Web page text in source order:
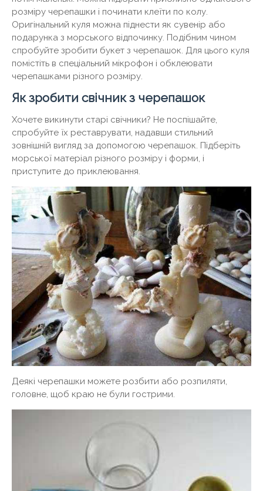
розміру черепашки і починати клеїти по колу.
Оригінальний куля можна піднести як сувенір або
подарунка з морського відпочинку. Подібним чином
спробуйте зробити букет з черепашок. Для цього куля
помістіть в спеціальний мікрофон і обклеювати
черепашками різного розміру.
Як зробити свічник з черепашок
Хочете викинути старі свічники? Не поспішайте,
спробуйте їх реставрувати, надавши стильний
зовнішній вигляд за допомогою черепашок. Підберіть
морської матеріал різного розміру і форми, і
приступите до приклеювання.
Деякі черепашки можете розбити або розпиляти,
головне, щоб краю не були гострими.